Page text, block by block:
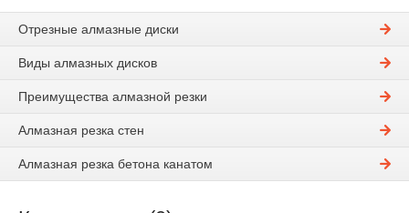
Отрезные алмазные диски
Виды алмазных дисков
Преимущества алмазной резки
Алмазная резка стен
Алмазная резка бетона канатом